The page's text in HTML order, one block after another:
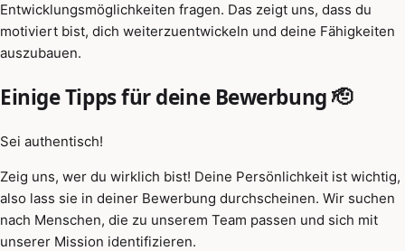
Entwicklungsmöglichkeiten fragen. Das zeigt uns, dass du
motiviert bist, dich weiterzuentwickeln und deine Fähigkeiten
auszubauen.
Einige Tipps für deine Bewerbung 🫡
Sei authentisch!
Zeig uns, wer du wirklich bist! Deine Persönlichkeit ist wichtig,
also lass sie in deiner Bewerbung durchscheinen. Wir suchen
nach Menschen, die zu unserem Team passen und sich mit
unserer Mission identifizieren.